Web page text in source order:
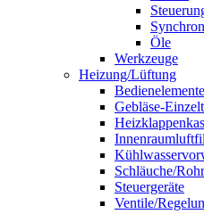
Öle
Werkzeuge
Heizung/Lüftung
Bedienelemente
Gebläse-
Schläuche/
Steuergeräte
Ventile/